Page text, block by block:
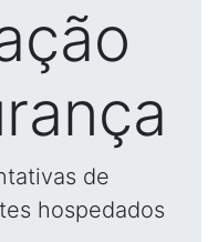
de
hospedados